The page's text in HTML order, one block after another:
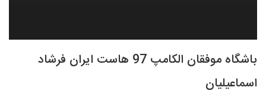
باشگاه موفقان الکامپ 97 هاست ایران فرشاد
اسماعیلیان